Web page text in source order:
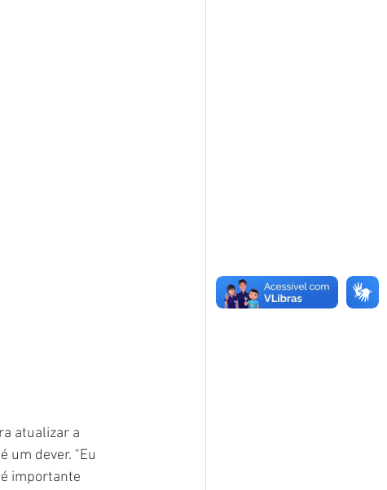
atualizar a
um dever. "Eu
importante